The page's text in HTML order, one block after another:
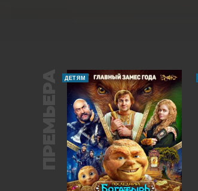
ПРЕМЬЕРА ДЕТЯМ